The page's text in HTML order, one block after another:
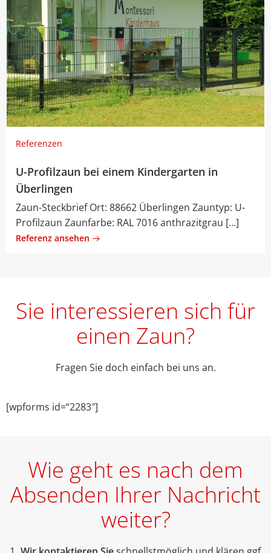
Referenzen
U-Profilzaun bei einem Kindergarten in
Überlingen
Zaun-Steckbrief Ort: 88662 Überlingen Zauntyp: U-
Profilzaun Zaunfarbe: RAL 7016 anthrazitgrau […]
Referenz ansehen
Sie interessieren sich für
einen Zaun?
Fragen Sie doch einfach bei uns an.
[wpforms id=“2283″]
Wie geht es nach dem
Absenden Ihrer Nachricht
weiter?